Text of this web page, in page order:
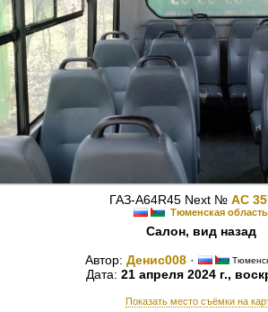
ГАЗ-A64R45 Next № АС
Тюменская область
Салон, вид назад
Автор: Денис008·
Дата: 21 апреля 2024 г.,
Показать место съёмки на